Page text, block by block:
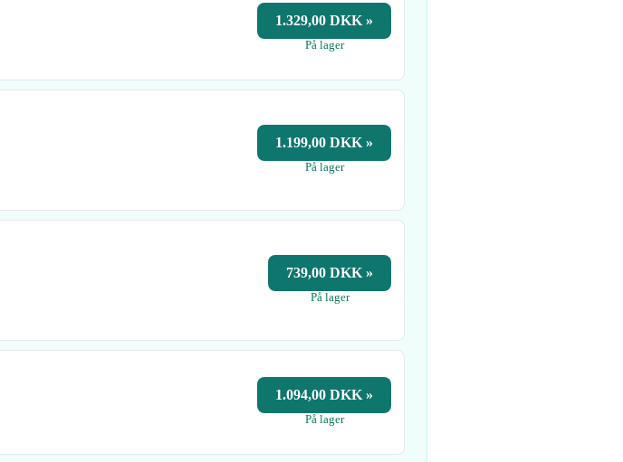
1.329,00 DKK »
På lager
1.199,00 DKK »
På lager
739,00 DKK »
På lager
1.094,00 DKK »
På lager